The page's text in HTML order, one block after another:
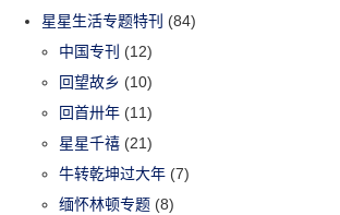
星星生活专题特刊 (84)
中国专刊 (12)
回望故乡 (10)
回首卅年 (11)
星星千禧 (21)
牛转乾坤过大年 (7)
缅怀林顿专题 (8)